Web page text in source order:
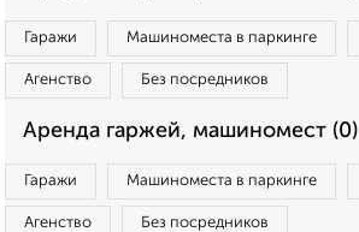
Гаражи Машиноместа в паркинге
Агенство Без посредников
Аренда гаржей, машиномест (0)
Гаражи Машиноместа в паркинге
Агенство Без посредников